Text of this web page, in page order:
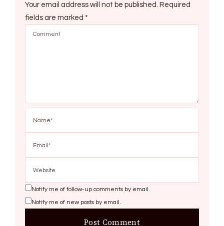
Your email address will not be published.
Required
fields are marked *
Notify me of follow-up comments by email.
Notify me of new posts by email.